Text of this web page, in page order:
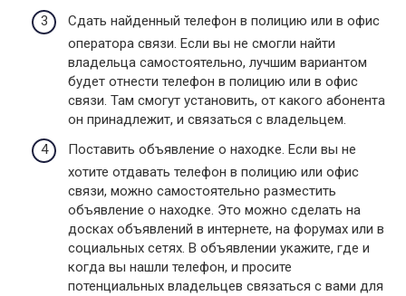
Сдать найденный телефон в полицию или в офис
оператора связи. Если вы не смогли найти
владельца самостоятельно, лучшим вариантом
будет отнести телефон в полицию или в офис
связи. Там смогут установить, от какого абонента
он принадлежит, и связаться с владельцем.
Поставить объявление о находке. Если вы не
хотите отдавать телефон в полицию или офис
связи, можно самостоятельно разместить
объявление о находке. Это можно сделать на
досках объявлений в интернете, на форумах или в
социальных сетях. В объявлении укажите, где и
когда вы нашли телефон, и просите
потенциальных владельцев связаться с вами для